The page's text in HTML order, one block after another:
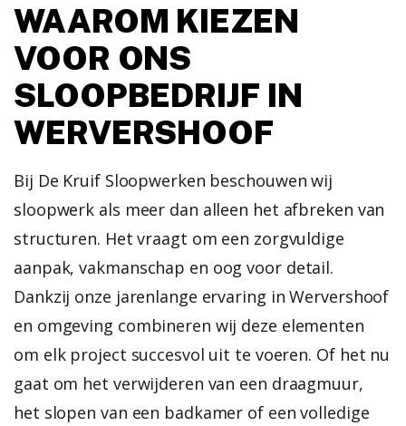
WAAROM KIEZEN
VOOR ONS
SLOOPBEDRIJF IN
WERVERSHOOF
Bij De Kruif Sloopwerken beschouwen wij
sloopwerk als meer dan alleen het afbreken van
structuren. Het vraagt om een zorgvuldige
aanpak, vakmanschap en oog voor detail.
Dankzij onze jarenlange ervaring in Wervershoof
en omgeving combineren wij deze elementen
om elk project succesvol uit te voeren. Of het nu
gaat om het verwijderen van een draagmuur,
het slopen van een badkamer of een volledige